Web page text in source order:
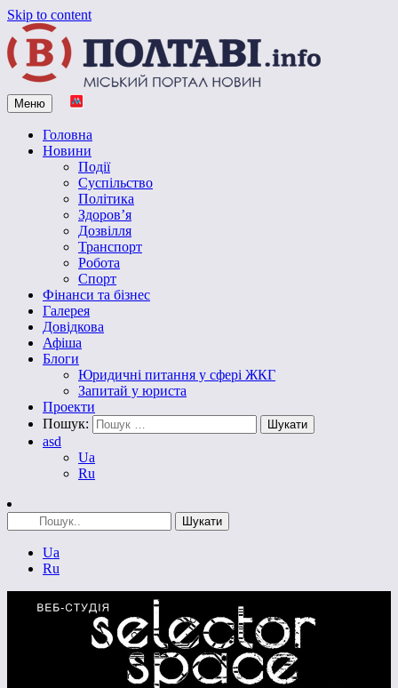
Skip to content
Vpoltave.info
Полтавський портал новин
Меню
Головна
Новини
Події
Суспільство
Політика
Здоров’я
Дозвілля
Транспорт
Робота
Спорт
Фінанси та бізнес
Галерея
Довідкова
Афіша
Блоги
Юридичні питання у сфері ЖКГ
Запитай у юриста
Проекти
Пошук:
asd
Ua
Ru
Ua
Ru